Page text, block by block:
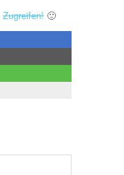
Zugreifen! 🙂